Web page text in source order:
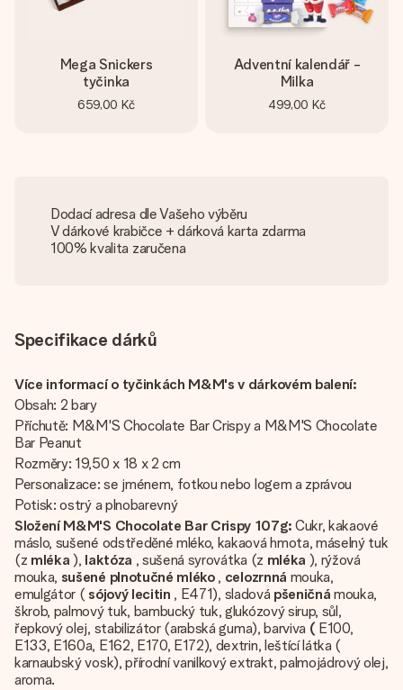
Mega Snickers
tyčinka
659,00 Kč
Adventní kalendář -
Milka
499,00 Kč
Dodací adresa dle Vašeho výběru
V dárkové krabičce + dárková karta zdarma
100% kvalita zaručena
Specifikace dárků
Více informací o tyčinkách M&M's v dárkovém balení:
Obsah: 2 bary
Příchutě: M&M'S Chocolate Bar Crispy a M&M'S Chocolate
Bar Peanut
Rozměry: 19,50 x 18 x 2 cm
Personalizace: se jménem, fotkou nebo logem a zprávou
Potisk: ostrý a plnobarevný
Složení M&M'S Chocolate Bar Crispy 107g: Cukr, kakaové
máslo, sušené odstředěné mléko, kakaová hmota, máselný tuk
(z mléka ), laktóza , sušená syrovátka (z mléka ), rýžová
mouka, sušené plnotučné mléko, celozrnná mouka,
emulgátor ( sójový lecitin , E471), sladová pšeničná mouka,
škrob, palmový tuk, bambucký tuk, glukózový sirup, sůl,
řepkový olej, stabilizátor (arabská guma), barviva ( E100,
E133, E160a, E162, E170, E172), dextrin, leštící látka (
karnaubský vosk), přírodní vanilkový extrakt, palmojádrový olej,
aroma.